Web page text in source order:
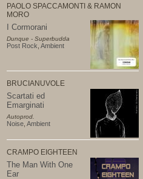
PAOLO SPACCAMONTI & RAMON
MORO
I Cormorani
Dunque - Superbudda
Post Rock Ambient
BRUCIANUVOLE
Scartati ed
Emarginati
Autoprod.
Noise Ambient
CRAMPO EIGHTEEN
The Man With One
Ear